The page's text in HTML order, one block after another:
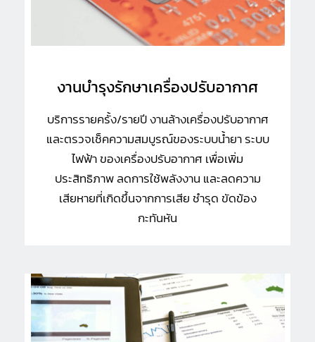
งานบำรุงรักษาเครื่องปรับอากาศ
บริการรายครั้ง/รายปี งานล้างเครื่องปรับอากาศ
และตรวจเช็คความสมบูรณ์ของระบบน้ำยา ระบบ
ไฟฟ้า ของเครื่องปรับอากาศ เพื่อเพิ่ม
ประสิทธิภาพ ลดการใช้พลังงาน และลดความ
เสียหายที่เกิดขึ้นจากการเสีย ชำรุด ขัดข้อง
กะทันหัน